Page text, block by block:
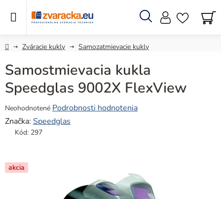
Hľadať
DomovZváracie kukly Samozatmievacie kukly
Samostmievacia kukla
Speedglas 9002X FlexView
Priemerné
hodnotenie
produktu
z
5
Neohodnotené Podrobnosti hodnotenia
Značka: Speedglas
Kód: 297
akcia